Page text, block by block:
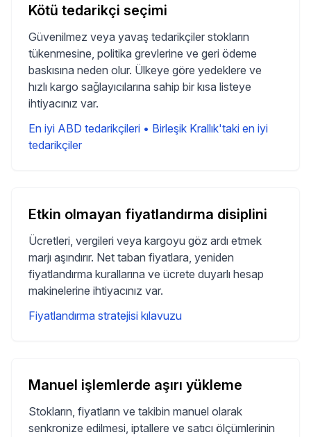
Kötü tedarikçi seçimi
Güvenilmez veya yavaş tedarikçiler stokların
tükenmesine, politika grevlerine ve geri ödeme
baskısına neden olur. Ülkeye göre yedeklere ve
hızlı kargo sağlayıcılarına sahip bir kısa listeye
ihtiyacınız var.
En iyi ABD tedarikçileri • Birleşik Krallık'taki en iyi
tedarikçiler
Etkin olmayan fiyatlandırma disiplini
Ücretleri, vergileri veya kargoyu göz ardı etmek
marjı aşındırır. Net taban fiyatlara, yeniden
fiyatlandırma kurallarına ve ücrete duyarlı hesap
makinelerine ihtiyacınız var.
Fiyatlandırma stratejisi kılavuzu
Manuel işlemlerde aşırı yükleme
Stokların, fiyatların ve takibin manuel olarak
senkronize edilmesi, iptallere ve satıcı ölçümlerinin